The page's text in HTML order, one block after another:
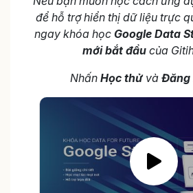
để hỗ trợ hiển thị dữ liệu trực
ngay khóa họcGoogle Data
mới bắt đầu của
Nhấn Học thửvà Đăng